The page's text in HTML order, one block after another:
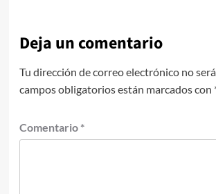
Deja un comentario
Tu dirección de correo electrónico no
campos obligatorios están marcados con
Comentario *